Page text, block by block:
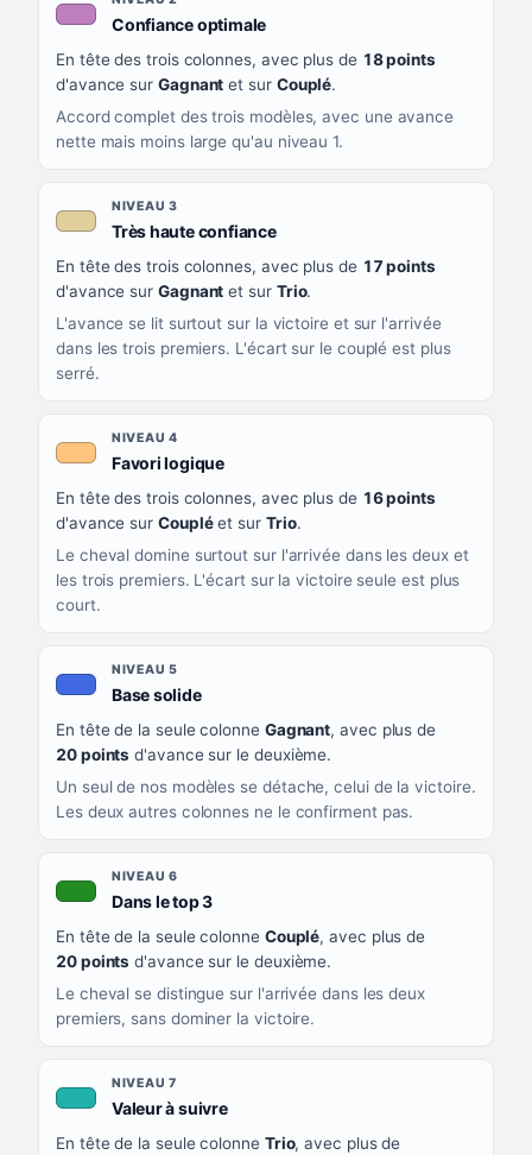
Confiance optimale, couleur mauve
En tête des trois colonnes, avec plus de 18 points
d'avance sur Gagnant et sur Couplé.
Accord complet des trois modèles, avec une avance
nette mais moins large qu'au niveau 1.
NIVEAU 3
Très haute confiance, couleur beige
En tête des trois colonnes, avec plus de 17 points
d'avance sur Gagnant et sur Trio.
L'avance se lit surtout sur la victoire et sur l'arrivée
dans les trois premiers. L'écart sur le couplé est plus
serré.
NIVEAU 4
Favori logique, couleur orange clair
En tête des trois colonnes, avec plus de 16 points
d'avance sur Coupléet sur Trio.
Le cheval domine surtout sur l'arrivée dans les deux et
les trois premiers. L'écart sur la victoire seule est plus
court.
NIVEAU 5
Base solide, couleur bleu roi
En tête de la seule colonne Gagnant, avec plus de
20 points d'avance sur le deuxième.
Un seul de nos modèles se détache, celui de la victoire.
Les deux autres colonnes ne le confirment pas.
NIVEAU 6
Dans le top 3, couleur verte
En tête de la seule colonne Couplé, avec plus de
20 points d'avance sur le deuxième.
Le cheval se distingue sur l'arrivée dans les deux
premiers, sans dominer la victoire.
NIVEAU 7
Valeur à suivre, couleur turquoise
En tête de la seule colonne Trio, avec plus de